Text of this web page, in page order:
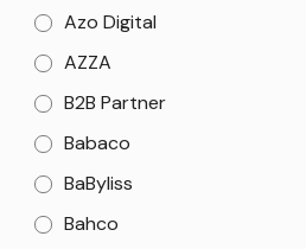
Azo Digital
AZZA
B2B Partner
Babaco
BaByliss
Bahco